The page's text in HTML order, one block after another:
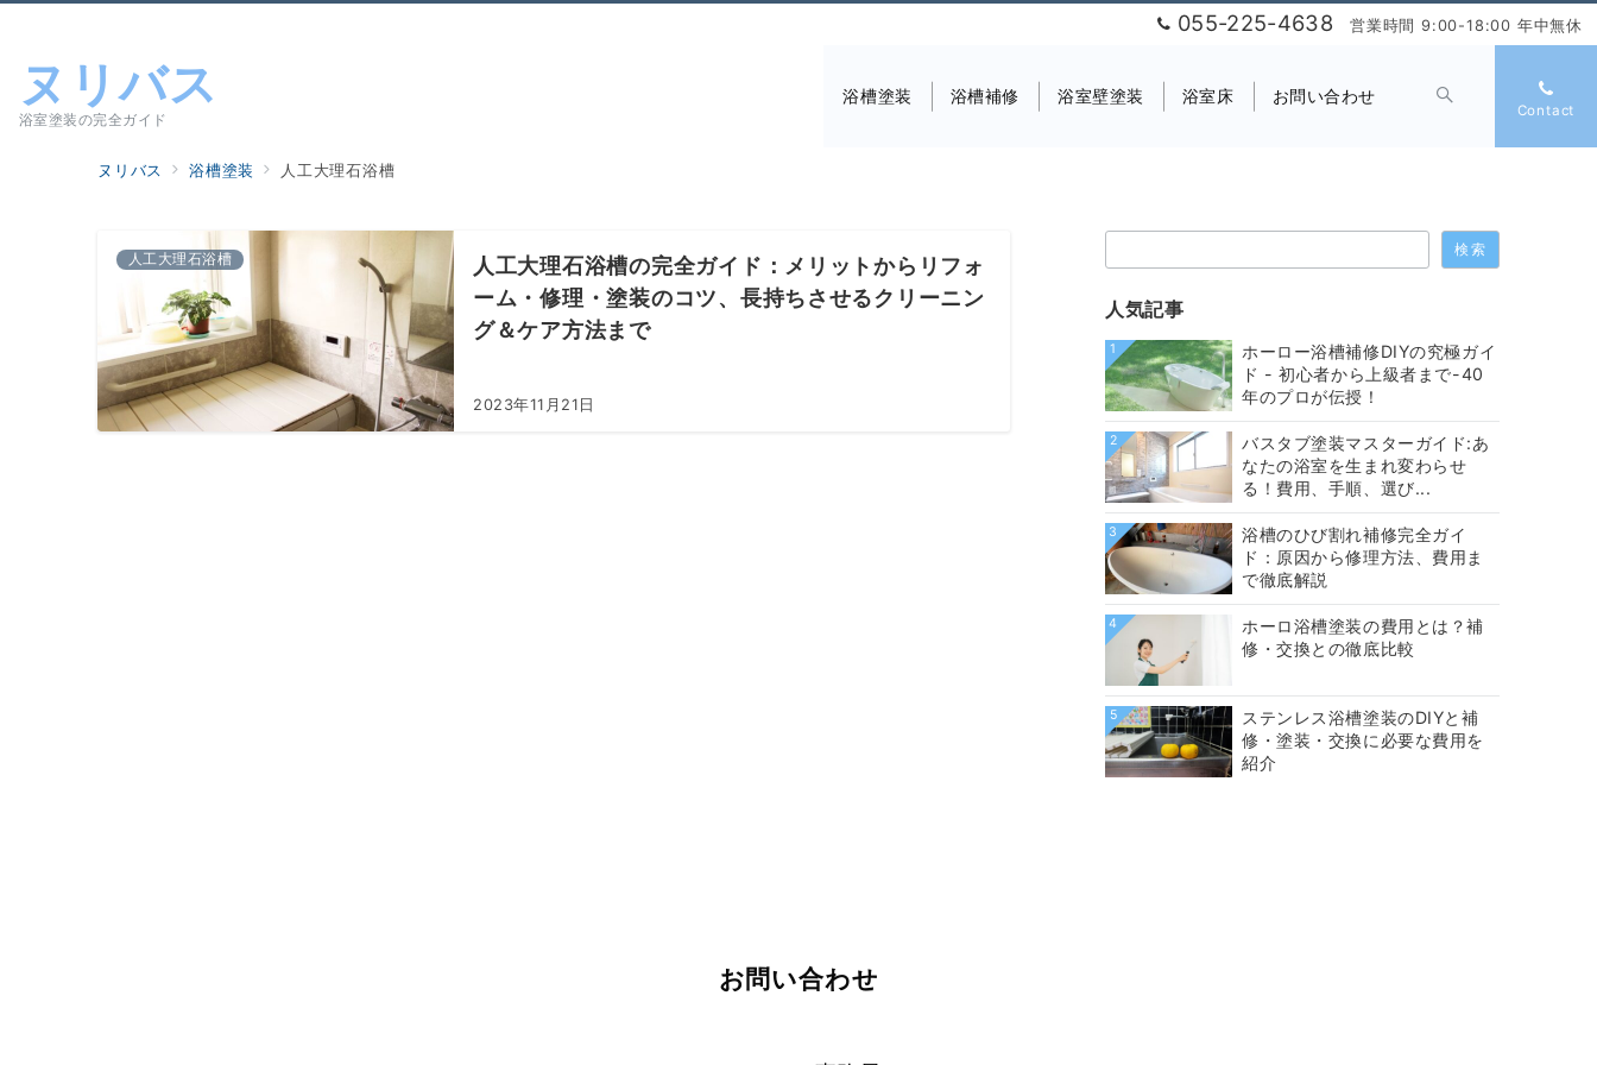
055-225-4638 営業時間 9:00-18:00 年中無休
ヌリバス
浴室塗装の完全ガイド
浴槽塗装 浴槽補修 浴室壁塗装 浴室床 お問い合わせ
Contact
ヌリバス 浴槽塗装 人工大理石浴槽
人工大理石浴槽
人工大理石浴槽の完全ガイド：メリットからリフォ
ーム・修理・塗装のコツ、長持ちさせるクリーニン
グ＆ケア方法まで
2023年11月21日
索
検索
人気記事
1
ホーロー浴槽補修DIYの究極ガイ
ド - 初心者から上級者まで-40
年のプロが伝授！
2
バスタブ塗装マスターガイド:あ
なたの浴室を生まれ変わらせ
る！費用、手順、選び...
3
浴槽のひび割れ補修完全ガイ
ド：原因から修理方法、費用ま
で徹底解説
4
ホーロ浴槽塗装の費用とは？補
修・交換との徹底比較
5
ステンレス浴槽塗装のDIYと補
修・塗装・交換に必要な費用を
紹介
お問い合わせ